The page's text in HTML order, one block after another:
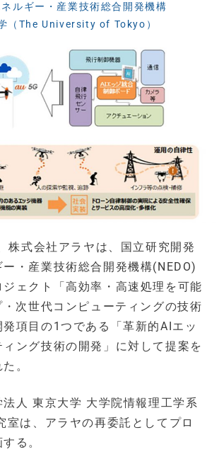
ルギー・産業技術総合開発機構
（The University of Tokyo）
株式会社アラヤは、国立研究開発
・産業技術総合開発機構(NEDO)
ェクト「高効率・高速処理を可能
次世代コンピューティングの技術
発項目の1つである「革新的AIエッ
ング技術の開発」に対して提案を
。
法人 東京大学 大学院情報理工学系
室は、アラヤの再委託としてプロ
る。